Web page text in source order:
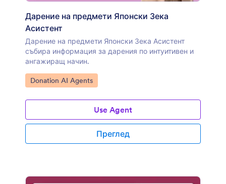
Дарение на предмети Японски Зека
Асистент
Дарение на предмети Японски Зека Асистент
събира информация за дарения по интуитивен и
ангажиращ начин.
Отидете на категорията:
Donation AI Agents
Use Agent
Преглед